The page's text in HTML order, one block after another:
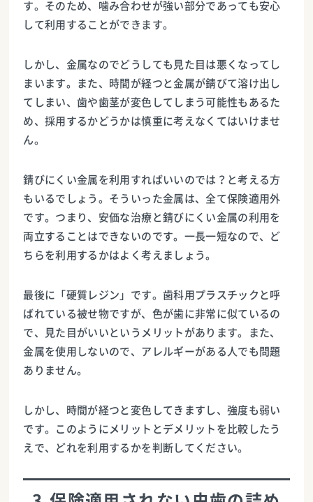
す。そのため、噛み合わせが強い部分であっても安心
して利用することができます。
しかし、金属なのでどうしても見た目は悪くなってし
まいます。また、時間が経つと金属が錆びて溶け出し
てしまい、歯や歯茎が変色してしまう可能性もあるた
め、採用するかどうかは慎重に考えなくてはいけませ
ん。
錆びにくい金属を利用すればいいのでは？と考える方
もいるでしょう。そういった金属は、全て保険適用外
です。つまり、安価な治療と錆びにくい金属の利用を
両立することはできないのです。一長一短なので、ど
ちらを利用するかはよく考えましょう。
最後に「硬質レジン」です。歯科用プラスチックと呼
ばれている被せ物ですが、色が歯に非常に似ているの
で、見た目がいいというメリットがあります。また、
金属を使用しないので、アレルギーがある人でも問題
ありません。
しかし、時間が経つと変色してきますし、強度も弱い
です。このようにメリットとデメリットを比較したう
えで、どれを利用するかを判断してください。